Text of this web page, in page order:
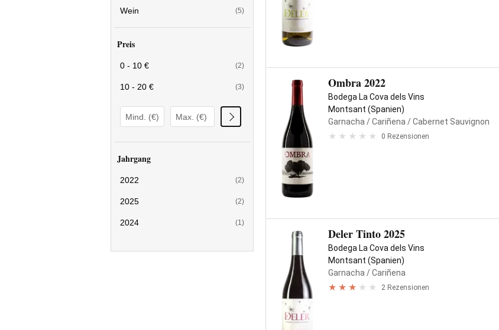
Wein (5)
Preis
0 - 10 € (2)
10 - 20 € (3)
Jahrgang
2022 (2)
2025 (2)
2024 (1)
Ombra 2022
Bodega La Cova dels Vins
Montsant (Spanien)
Garnacha / Cariñena / Cabernet Sauvignon
0 Rezensionen
Deler Tinto 2025
Bodega La Cova dels Vins
Montsant (Spanien)
Garnacha / Cariñena
2 Rezensionen